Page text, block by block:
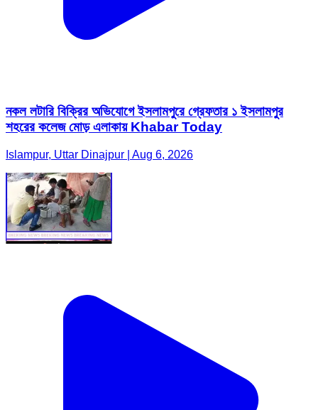
নকল লটারি বিক্রির অভিযোগে ইসলামপুরে গ্রেফতার ১ ইসলামপুর
শহরের কলেজ মোড় এলাকায় Khabar Today
Islampur, Uttar Dinajpur | Aug 6, 2026